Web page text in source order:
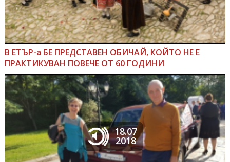
В ЕТЪР-а БЕ ПРЕДСТАВЕН ОБИЧАЙ, КОЙТО НЕ Е
ПРАКТИКУВАН ПОВЕЧЕ ОТ 60 ГОДИНИ
18.07
2018